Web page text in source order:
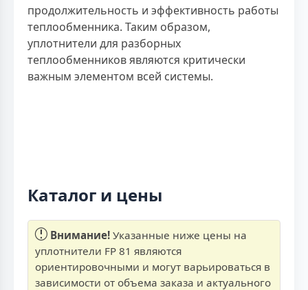
продолжительность и эффективность работы
теплообменника. Таким образом,
уплотнители для разборных
теплообменников являются критически
важным элементом всей системы.
Каталог и цены
Внимание! Указанные ниже цены на
уплотнители FP 81 являются
ориентировочными и могут варьироваться в
зависимости от объема заказа и актуального